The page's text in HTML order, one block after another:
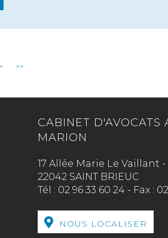
> >>
CABINET D'AVOCATS
MARION
17 Allée Marie Le Vaillant -
22042 SAINT BRIEUC
Tél : 02 96 33 60 24 - Fax :
NOUS LOCALISER